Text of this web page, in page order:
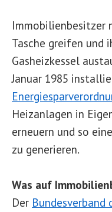
Immobilienbesitzer
Tasche greifen und
Gasheizkessel
Januar 1985
Heizanlagen in
erneuern und so
zu generieren.
Was auf
Der Bundesverband